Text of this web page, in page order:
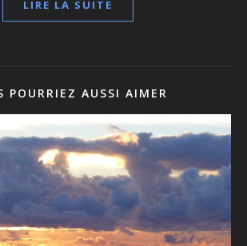
LIRE LA SUITE
POURRIEZ AUSSI AIMER